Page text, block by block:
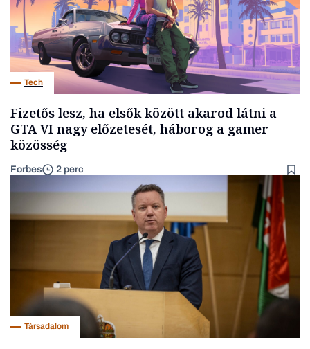
Tech
Fizetős lesz, ha elsők között akarod látni a
GTA VI nagy előzetesét, háborog a gamer
közösség
Forbes 2 perc
Társadalom